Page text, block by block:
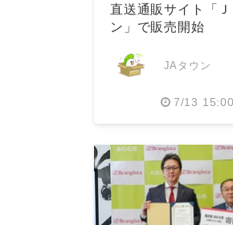
直送通販サイト「Ｊ
ン」で販売開始
JAタウン
7/13 15:00